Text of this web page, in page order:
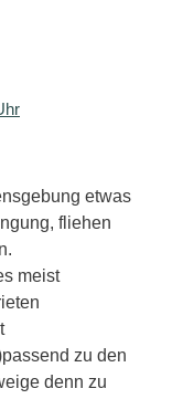
etwas
fliehen
meist
zu den
denn zu